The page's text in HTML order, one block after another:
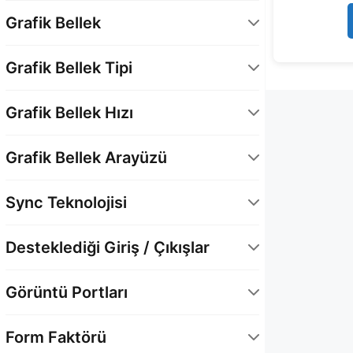
Grafik Bellek
Grafik Bellek Tipi
Grafik Bellek Hızı
Grafik Bellek Arayüzü
Sync Teknolojisi
Desteklediği Giriş / Çıkışlar
Görüntü Portları
Form Faktörü